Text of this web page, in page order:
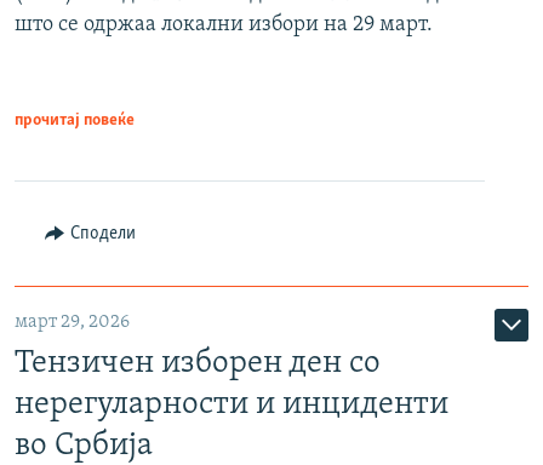
што се одржаа локални избори на 29 март.
прочитај повеќе
Сподели
март 29, 2026
Тензичен изборен ден со
нерегуларности и инциденти
во Србија